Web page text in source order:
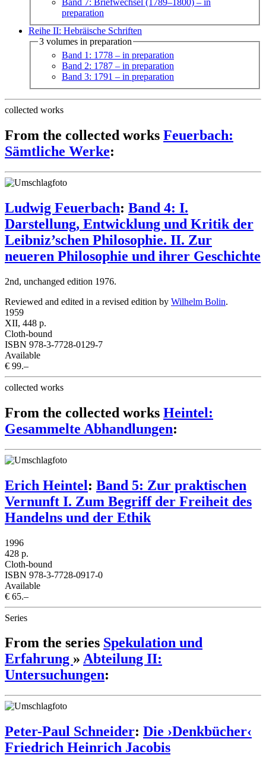
preparation
Reihe II: Hebräische Schriften
3 volumes in preparation
Band 1: 1778 – in preparation
Band 2: 1787 – in preparation
Band 3: 1791 – in preparation
collected works
From the collected works Feuerbach:
Sämtliche Werke:
Ludwig Feuerbach: Band 4: I.
Darstellung, Entwicklung und Kritik der
Leibniz’schen Philosophie. II. Zur
neueren Philosophie und ihrer Geschichte
2nd, unchanged edition 1976.
Reviewed and edited in a revised edition by Wilhelm Bolin.
1959
XII, 448 p.
Cloth-bound
ISBN 978-3-7728-0129-7
Available
€ 99.–
collected works
From the collected works Heintel:
Gesammelte Abhandlungen:
Erich Heintel: Band 5: Zur praktischen
Vernunft I. Zum Begriff der Freiheit des
Handelns und der Ethik
1996
428 p.
Cloth-bound
ISBN 978-3-7728-0917-0
Available
€ 65.–
Series
From the series Spekulation und
Erfahrung » Abteilung II:
Untersuchungen:
Peter-Paul Schneider: Die ›Denkbücher‹
Friedrich Heinrich Jacobis